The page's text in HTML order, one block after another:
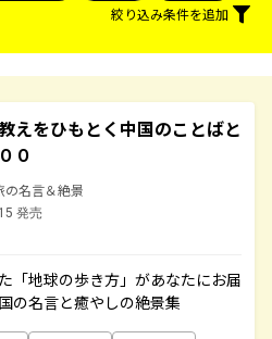
絞り込み条件を追加
えをひもとく中国のことばと
０
の名言＆絶景
発売
「地球の歩き方」があなたにお届
の名言と癒やしの絶景集